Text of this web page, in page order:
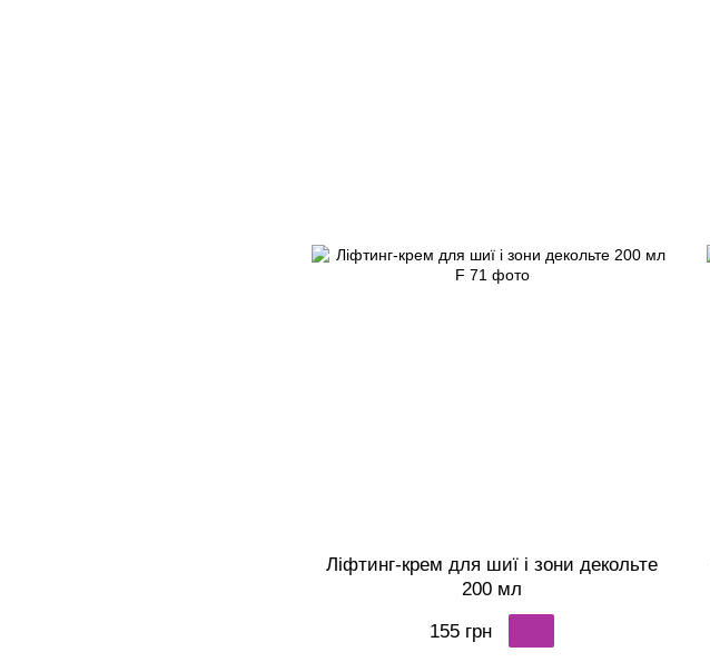
Ліфтинг-крем для шиї і зони декольте
200 мл
155 грн